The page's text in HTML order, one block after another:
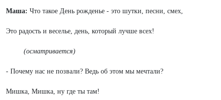
Маша: Что такое День рожденье - это шутки, песни, смех,
Это радость и веселье, день, который лучше всех!
(осматривается)
- Почему нас не позвали? Ведь об этом мы мечтали?
Мишка, Мишка, ну где ты там!